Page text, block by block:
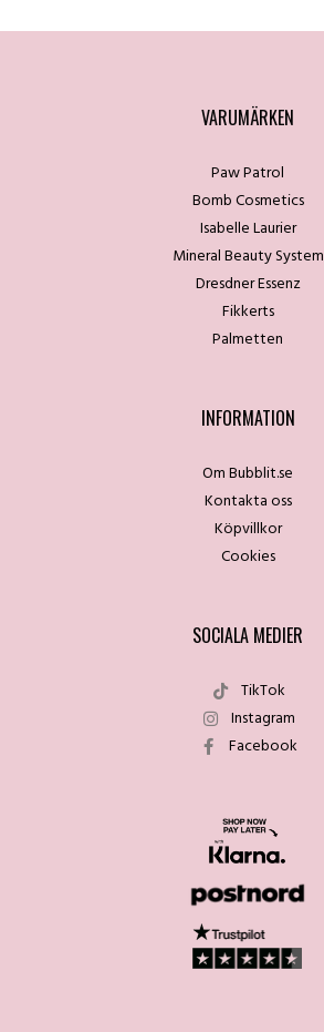
VARUMÄRKEN
Paw Patrol
Bomb Cosmetics
Isabelle Laurier
Mineral Beauty System
Dresdner Essenz
Fikkerts
Palmetten
INFORMATION
Om Bubblit.se
Kontakta oss
Köpvillkor
Cookies
SOCIALA MEDIER
TikTok
Instagram
Facebook